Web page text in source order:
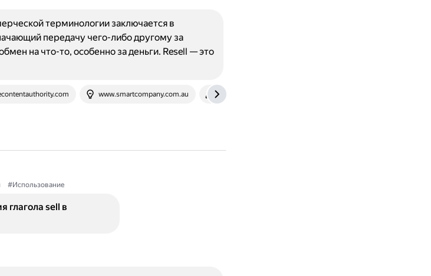
www.smartcompany.com.au www.askdifference.com
терминологии заключается в
передачу чего-либо другому за
на что-то, особенно за деньги. Resell — это
#Использование
глагола sell в